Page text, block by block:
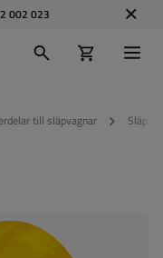
002 023
till släpvagnar